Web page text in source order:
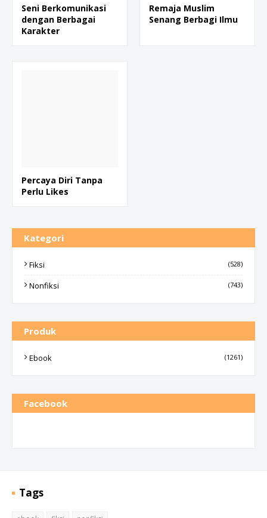
Seni Berkomunikasi
dengan Berbagai
Karakter
Remaja Muslim
Senang Berbagi Ilmu
Percaya Diri Tanpa
Perlu Likes
Kategori
Fiksi (528)
Nonfiksi (743)
Produk
Ebook (1261)
Facebook
Tags